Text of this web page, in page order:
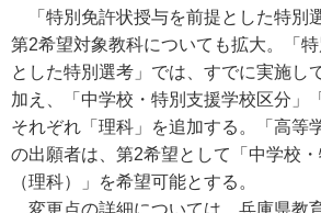
「特別免許状授与を前提とした特別
第2希望対象教科についても拡大。「
とした特別選考」では、すでに実施し
加え、「中学校・特別支援学校区分」
それぞれ「理科」を追加する。「高等
の出願者は、第2希望として「中学校
（理科）」を希望可能とする。
変更点の詳細については、兵庫県教